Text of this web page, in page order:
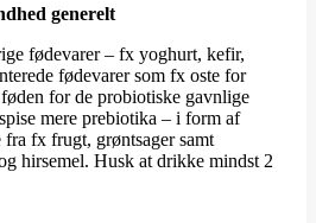
generelt
fødevarer – fx yoghurt, kefir,
fødevarer som fx oste for
for de probiotiske gavnlige
mere prebiotika – i form af
fx frugt, grøntsager samt
hirsemel. Husk at drikke mindst 2